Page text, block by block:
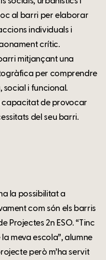
al barri per elaborar
individuals i
crític.
mitjançant una
per comprendre
social i funcional.
capacitat de provocar
del seu barri.
la possibilitat a
com són els barris
Projectes 2n ESO. “Tinc
meva escola”, alumne
però m’ha servit